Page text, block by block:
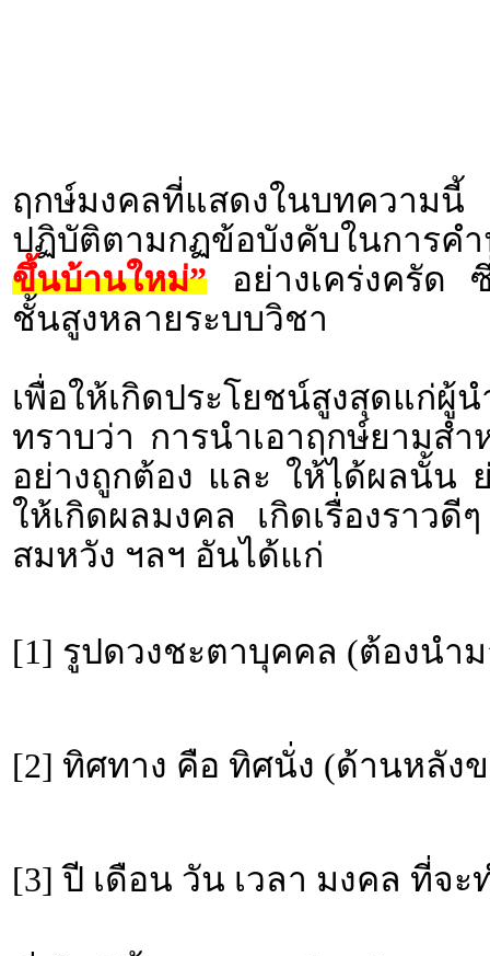
ฤกษ์มงคลที่แสดงในบทความ
ปฏิบัติตามกฏข้อบังคับในการ
ขึ้นบ้านใหม่” อย่างเคร่งครัด
ชั้นสูงหลายระบบวิชา
เพื่อให้เกิดประโยชน์สูงสุดแก่
ทราบว่า การนำเอาฤกษ์ยามส
อย่างถูกต้อง และ ให้ได้ผลนั้น
ให้เกิดผลมงคล เกิดเรื่องราว
สมหวัง ฯลฯ อันได้แก่
[1] รูปดวงชะตาบุคคล (ต้องนำ
[2] ทิศทาง คือ ทิศนั่ง (ด้านหลัง
[3] ปี เดือน วัน เวลา มงคล ที่จ